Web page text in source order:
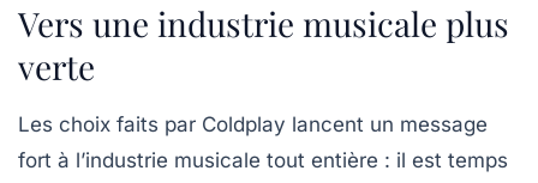
Vers une industrie musicale plus
verte
Les choix faits par Coldplay lancent un message
fort à l’industrie musicale tout entière : il est temps